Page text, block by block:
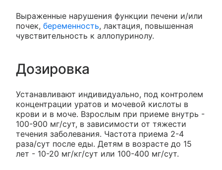
Выраженные нарушения функции печени и/или
почек, беременность, лактация, повышенная
чувствительность к аллопуринолу.
Дозировка
Устанавливают индивидуально, под контролем
концентрации уратов и мочевой кислоты в
крови и в моче. Взрослым при приеме внутрь -
100-900 мг/сут, в зависимости от тяжести
течения заболевания. Частота приема 2-4
раза/сут после еды. Детям в возрасте до 15
лет - 10-20 мг/кг/сут или 100-400 мг/сут.